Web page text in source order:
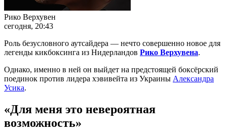
Рико Верхувен
сегодня, 20:43
Роль безусловного аутсайдера — нечто совершенно новое для
легенды кикбоксинга из Нидерландов Рико Верхувена.
Однако, именно в ней он выйдет на предстоящей боксёрский
поединок против лидера хэвивейта из Украины Александра
Усика.
«Для меня это невероятная
возможность»